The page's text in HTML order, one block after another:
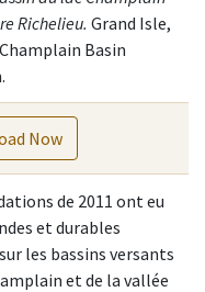
Richelieu. Grand Isle,
Basin
Now
de 2011 ont eu
et durables
les bassins versants
et de la vallée